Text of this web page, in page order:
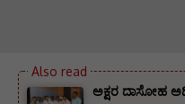
ಅಕ್ಷರ ದಾಸೋಹ